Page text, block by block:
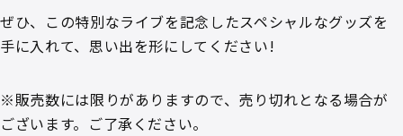
ぜひ、この特別なライブを記念したスペシャルなグッズを
手に入れて、思い出を形にしてください!
※販売数には限りがありますので、売り切れとなる場合が
ございます。ご了承ください。